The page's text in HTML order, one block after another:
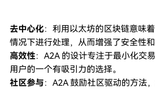
去中心化：利用以太坊的区块链意味
情况下进行处理，从而增强了安全性和
高效性：A2A 的设计专注于最小化交
用户的一个有吸引力的选择。
社区参与：A2A 鼓励社区驱动的方法